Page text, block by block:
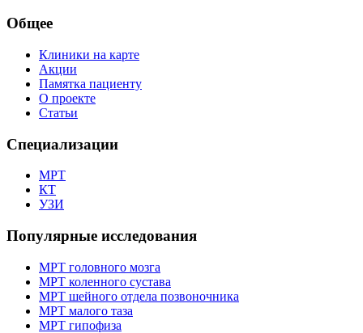
Общее
Клиники на карте
Акции
Памятка пациенту
О проекте
Статьи
Специализации
МРТ
КТ
УЗИ
Популярные исследования
МРТ головного мозга
МРТ коленного сустава
МРТ шейного отдела позвоночника
МРТ малого таза
МРТ гипофиза